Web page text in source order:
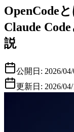
OpenCode
Claude
説
公開日: 2026/
更新日: 2026/